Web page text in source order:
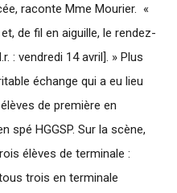
raconte Mme Mourier. «
de fil en aiguille, le rendez-
: vendredi 14 avril]. » Plus
échange qui a eu lieu
de première en
spé HGGSP. Sur la scène,
élèves de terminale :
trois en terminale